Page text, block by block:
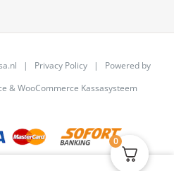
| Privacy Policy | Powered by
&WooCommerce Kassasysteem
0